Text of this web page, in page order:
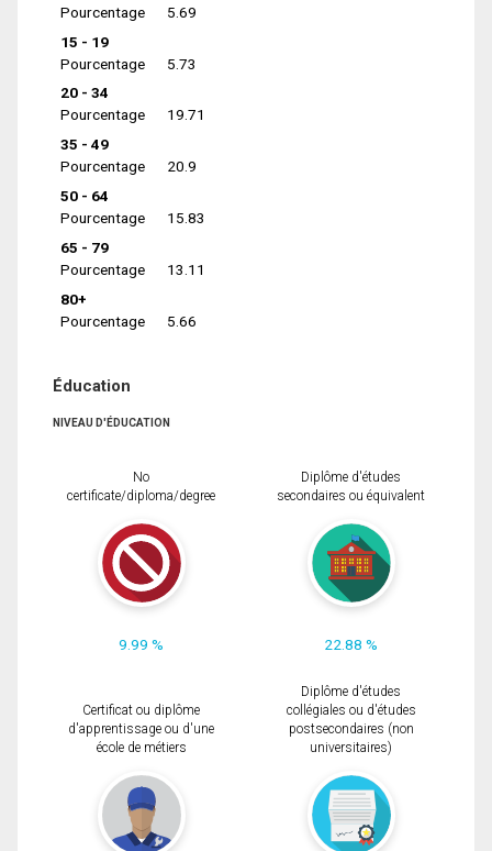
Pourcentage
5.69
15 - 19
Pourcentage
5.73
20 - 34
Pourcentage
19.71
35 - 49
Pourcentage
20.9
50 - 64
Pourcentage
15.83
65 - 79
Pourcentage
13.11
80+
Pourcentage
5.66
Éducation
NIVEAU D'ÉDUCATION
No
certificate/diploma/degree
9.99 %
Diplôme d'études
secondaires ou équivalent
22.88 %
Certificat ou diplôme
d'apprentissage ou d'une
école de métiers
Diplôme d'études
collégiales ou d'études
postsecondaires (non
universitaires)